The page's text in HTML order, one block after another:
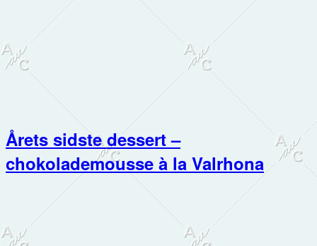
Årets sidste dessert –
chokolademousse à la Valrhona